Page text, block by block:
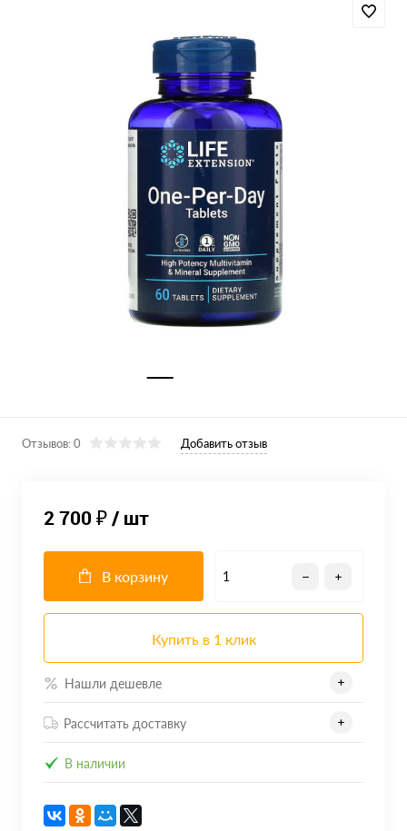
Отзывов: 0 Добавить отзыв
2 700 ₽/ шт
В корзину
Купить в 1 клик
Нашли дешевле
Рассчитать доставку
В наличии